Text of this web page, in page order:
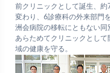
前クリニックとして誕生、
変わり、6診療科の外来部門
洲会病院の移転にともない
あらためてクリニックとし
域の健康を守る。